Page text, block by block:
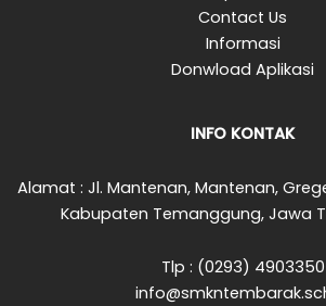
Contact Us
Informasi
Donwload Aplikasi
INFO KONTAK
Alamat : Jl. Mantenan, Mantenan,
Kabupaten Temanggung, Jawa
Tlp : (0293) 4903350